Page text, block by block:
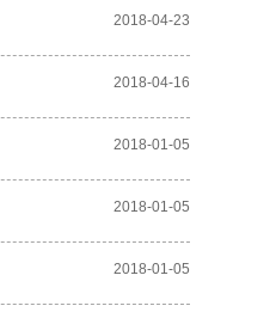
2018-04-23
2018-04-16
2018-01-05
2018-01-05
2018-01-05